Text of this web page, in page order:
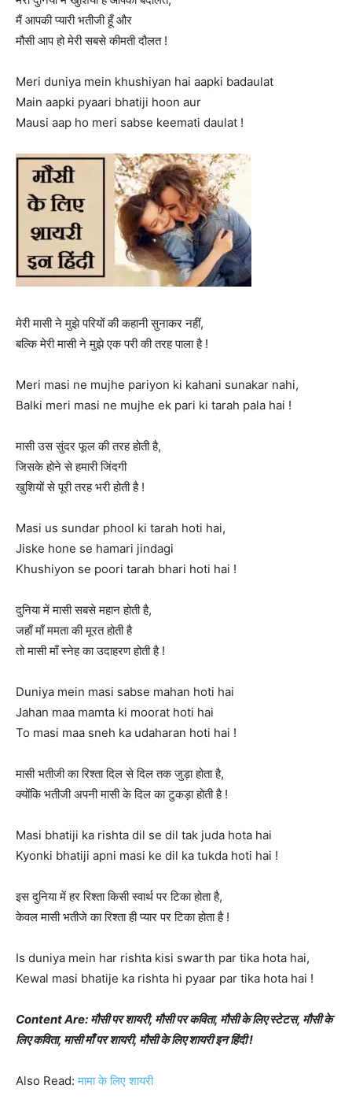
मैं आपकी प्यारी भतीजी हूँ और
मौसी आप हो मेरी सबसे कीमती दौलत !
Meri duniya mein khushiyan hai aapki badaulat
Main aapki pyaari bhatiji hoon aur
Mausi aap ho meri sabse keemati daulat !
मेरी मासी ने मुझे परियों की कहानी सुनाकर नहीं,
बल्कि मेरी मासी ने मुझे एक परी की तरह पाला है !
Meri masi ne mujhe pariyon ki kahani sunakar nahi,
Balki meri masi ne mujhe ek pari ki tarah pala hai !
मासी उस सुंदर फूल की तरह होती है,
जिसके होने से हमारी जिंदगी
खुशियों से पूरी तरह भरी होती है !
Masi us sundar phool ki tarah hoti hai,
Jiske hone se hamari jindagi
Khushiyon se poori tarah bhari hoti hai !
दुनिया में मासी सबसे महान होती है,
जहाँ माँ ममता की मूरत होती है
तो मासी माँ स्नेह का उदाहरण होती है !
Duniya mein masi sabse mahan hoti hai
Jahan maa mamta ki moorat hoti hai
To masi maa sneh ka udaharan hoti hai !
मासी भतीजी का रिश्ता दिल से दिल तक जुड़ा होता है,
क्योंकि भतीजी अपनी मासी के दिल का टुकड़ा होती है !
Masi bhatiji ka rishta dil se dil tak juda hota hai
Kyonki bhatiji apni masi ke dil ka tukda hoti hai !
इस दुनिया में हर रिश्ता किसी स्वार्थ पर टिका होता है,
केवल मासी भतीजे का रिश्ता ही प्यार पर टिका होता है !
Is duniya mein har rishta kisi swarth par tika hota hai,
Kewal masi bhatije ka rishta hi pyaar par tika hota hai !
Content Are: मौसी पर शायरी, मौसी पर कविता, मौसी के लिए स्टेटस, मौसी के
लिए कविता, मासी माँ पर शायरी, मौसी के लिए शायरी इन हिंदी !
Also Read:मामा के लिए शायरी